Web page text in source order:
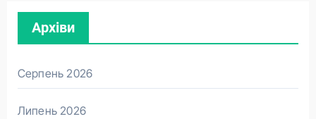
Архіви
Серпень 2026
Липень 2026